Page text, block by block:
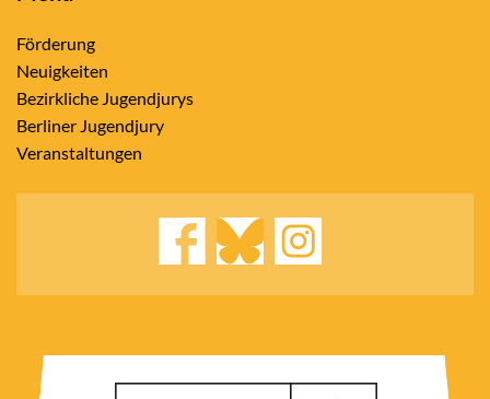
Förderung
Neuigkeiten
Bezirkliche Jugendjurys
Berliner Jugendjury
Veranstaltungen